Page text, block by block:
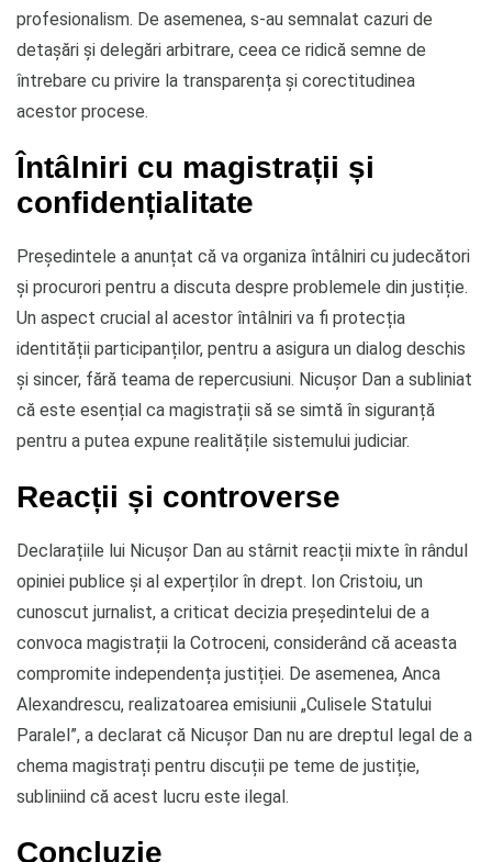
profesionalism. De asemenea, s-au semnalat cazuri de
detașări și delegări arbitrare, ceea ce ridică semne de
întrebare cu privire la transparența și corectitudinea
acestor procese.
Întâlniri cu magistrații și
confidențialitate
Președintele a anunțat că va organiza întâlniri cu judecători
și procurori pentru a discuta despre problemele din justiție.
Un aspect crucial al acestor întâlniri va fi protecția
identității participanților, pentru a asigura un dialog deschis
și sincer, fără teama de repercusiuni. Nicușor Dan a subliniat
că este esențial ca magistrații să se simtă în siguranță
pentru a putea expune realitățile sistemului judiciar.
Reacții și controverse
Declarațiile lui Nicușor Dan au stârnit reacții mixte în rândul
opiniei publice și al experților în drept. Ion Cristoiu, un
cunoscut jurnalist, a criticat decizia președintelui de a
convoca magistrații la Cotroceni, considerând că aceasta
compromite independența justiției. De asemenea, Anca
Alexandrescu, realizatoarea emisiunii „Culisele Statului
Paralel”, a declarat că Nicușor Dan nu are dreptul legal de a
chema magistrați pentru discuții pe teme de justiție,
subliniind că acest lucru este ilegal.
Concluzie